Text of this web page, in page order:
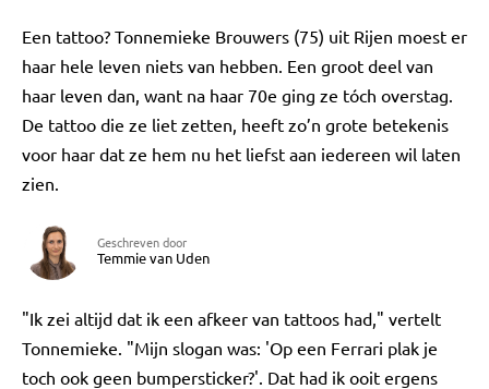
Een tattoo? Tonnemieke Brouwers (75) uit Rijen moest er
haar hele leven niets van hebben. Een groot deel van
haar leven dan, want na haar 70e ging ze tóch overstag.
De tattoo die ze liet zetten, heeft zo’n grote betekenis
voor haar dat ze hem nu het liefst aan iedereen wil laten
zien.
Geschreven door
Temmie van Uden
"Ik zei altijd dat ik een afkeer van tattoos had," vertelt
Tonnemieke. "Mijn slogan was: 'Op een Ferrari plak je
toch ook geen bumpersticker?'. Dat had ik ooit ergens